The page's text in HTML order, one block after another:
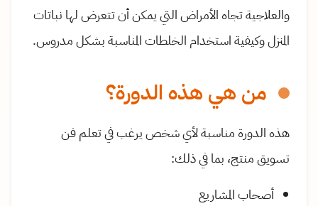
والعلاجية تجاه الأمراض التي يمكن أن تتعرض لها نباتات
المنزل وكيفية استخدام الخلطات المناسبة بشكل مدروس.
من هي هذه الدورة؟
هذه الدورة مناسبة لأي شخص يرغب في تعلم فن
تسويق منتج، بما في ذلك:
أصحاب المشاريع